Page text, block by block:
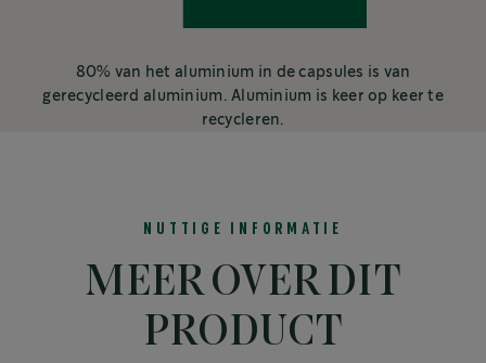
80% van het aluminium in de capsules is van
gerecycleerd aluminium. Aluminium is keer op keer te
recycleren.
NUTTIGE INFORMATIE
MEER OVER DIT
PRODUCT